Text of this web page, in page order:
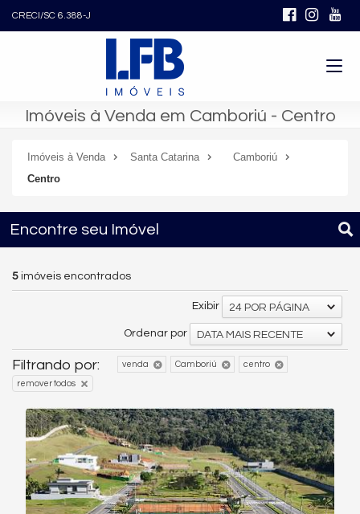
CRECI/SC 6.388-J
Imóveis à Venda em Camboriú - Centro
Imóveis à Venda Santa Catarina
Camboriú
Centro
Encontre seu Imóvel
5 imóveis encontrados
Exibir 24 POR PÁGINA
Ordenar por DATA MAIS RECENTE
Filtrando por: venda Camboriú centro
remover todos